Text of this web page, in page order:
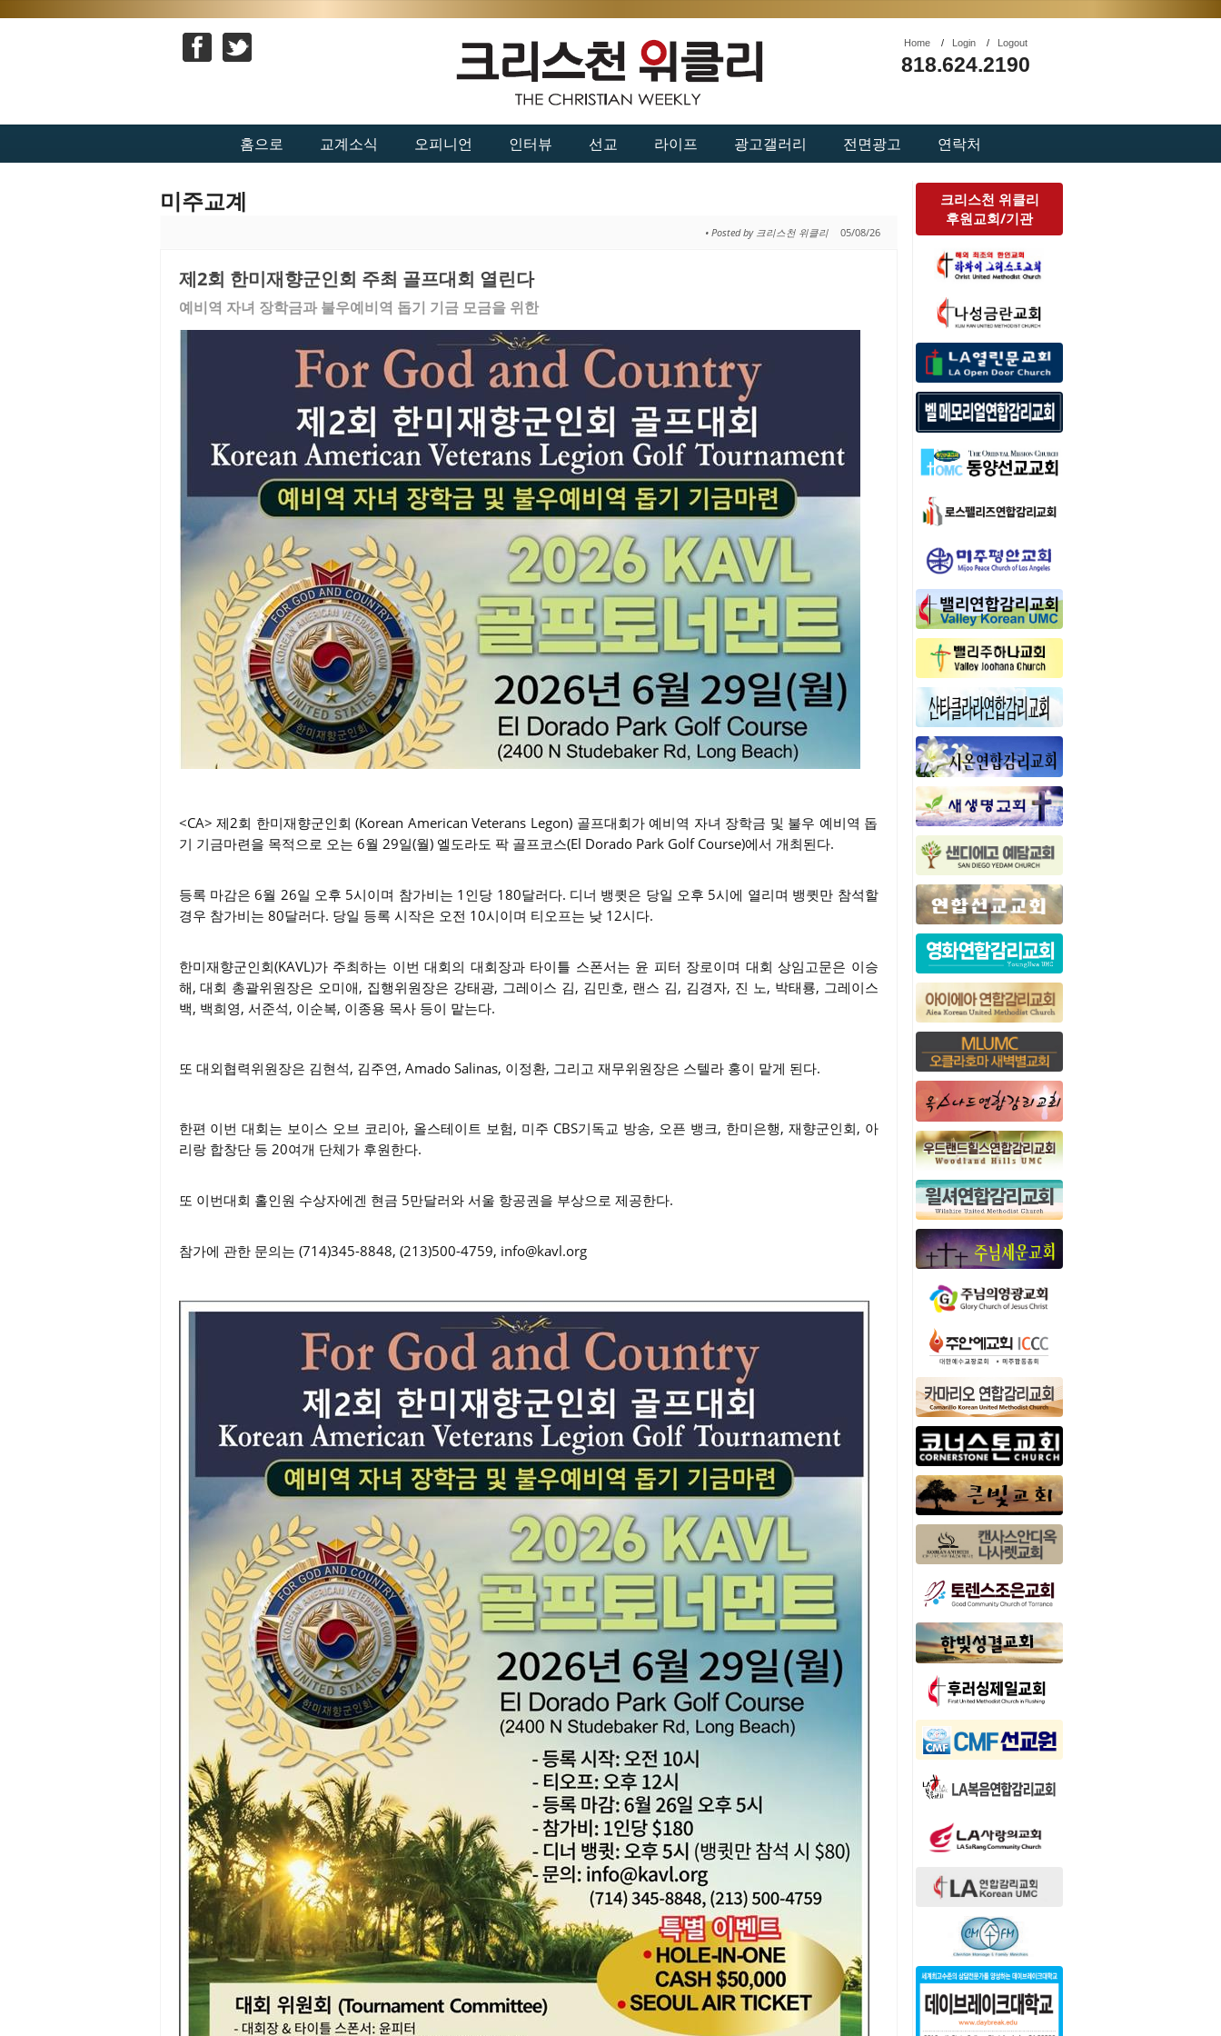
Home/ Login/ Logout
818.624.2190
홈으로 교계소식 오피니언 인터뷰 선교 라이프 광고갤러리 전면광고 연락처
미주교계
• Posted by 크리스천 위클리 05/08/26
제2회 한미재향군인회 주최 골프대회 열린다
예비역 자녀 장학금과 불우예비역 돕기 기금 모금을 위한
<CA> 제2회 한미재향군인회 (Korean American Veterans Legon) 골프대회가 예비역 자녀 장학금 및 불우 예비역 돕
기 기금마련을 목적으로 오는 6월 29일(월) 엘도라도 팍 골프코스(El Dorado Park Golf Course)에서 개최된다.
등록 마감은 6월 26일 오후 5시이며 참가비는 1인당 180달러다. 디너 뱅큇은 당일 오후 5시에 열리며 뱅큇만 참석할
경우 참가비는 80달러다. 당일 등록 시작은 오전 10시이며 티오프는 낮 12시다.
한미재향군인회(KAVL)가 주최하는 이번 대회의 대회장과 타이틀 스폰서는 윤 피터 장로이며 대회 상임고문은 이승
해, 대회 총괄위원장은 오미애, 집행위원장은 강태광, 그레이스 김, 김민호, 랜스 김, 김경자, 진 노, 박태룡, 그레이스
백, 백희영, 서준석, 이순복, 이종용 목사 등이 맡는다.
또 대외협력위원장은 김현석, 김주연, Amado Salinas, 이정환, 그리고 재무위원장은 스텔라 홍이 맡게 된다.
한편 이번 대회는 보이스 오브 코리아, 올스테이트 보험, 미주 CBS기독교 방송, 오픈 뱅크, 한미은행, 재향군인회, 아
리랑 합창단 등 20여개 단체가 후원한다.
또 이번대회 홀인원 수상자에겐 현금 5만달러와 서울 항공권을 부상으로 제공한다.
참가에 관한 문의는 (714)345-8848, (213)500-4759, info@kavl.org
크리스천 위클리
후원교회/기관